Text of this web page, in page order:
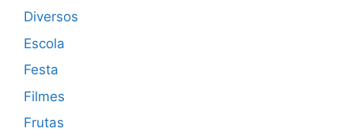
Diversos
Escola
Festa
Filmes
Frutas